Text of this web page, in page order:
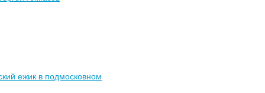
ежик в подмосковном